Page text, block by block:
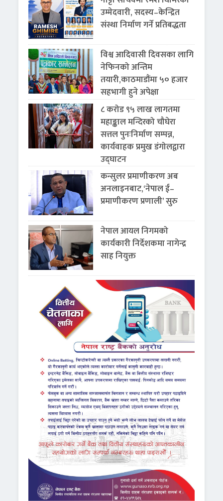
उम्मेदवारी, सदस्य–केन्द्रित
संस्था निर्माण गर्ने प्रतिबद्धता
विश्व आदिवासी दिवसका लागि
नेफिनको अन्तिम
तयारी,काठमाडौंमा ५० हजार
सहभागी हुने अपेक्षा
८ करोड ९५ लाख लागतमा
महाङ्काल मन्दिरको चौघेरा
सत्तल पुनःनिर्माण सम्पन्न,
कार्यवाहक प्रमुख डंगोलद्वारा
उद्घाटन
कन्सुलर प्रमाणीकरण अब
अनलाइनबाट,‘नेपाल ई–
प्रमाणीकरण प्रणाली’ सुरु
नेपाल आयल निगमको
कार्यकारी निर्देशकमा नागेन्द्र
साह नियुक्त